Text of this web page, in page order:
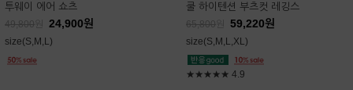
투웨이 에어 쇼츠
49,800 24,900원
size(S,M,L)
쿨 하이텐션 부츠컷 레깅스
65,800 59,220원
size(S,M,L,XL)
★★★★★ 4.9